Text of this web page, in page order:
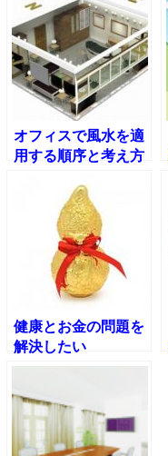
オフィスで風水を適
用する順序と考え方
健康とお金の問題を
解決したい